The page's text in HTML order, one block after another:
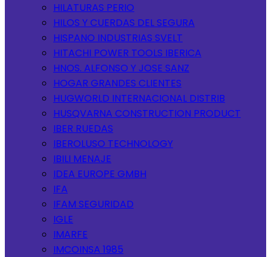
HILATURAS PERIO
HILOS Y CUERDAS DEL SEGURA
HISPANO INDUSTRIAS SVELT
HITACHI POWER TOOLS IBERICA
HNOS. ALFONSO Y JOSE SANZ
HOGAR GRANDES CLIENTES
HUGWORLD INTERNACIONAL DISTRIB
HUSQVARNA CONSTRUCTION PRODUCT
IBER RUEDAS
IBEROLUSO TECHNOLOGY
IBILI MENAJE
IDEA EUROPE GMBH
IFA
IFAM SEGURIDAD
IGLE
IMARFE
IMCOINSA 1985